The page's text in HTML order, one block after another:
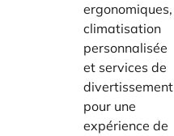
ergonomiques,
climatisation
personnalisée
et services de
divertissement
pour une
expérience de